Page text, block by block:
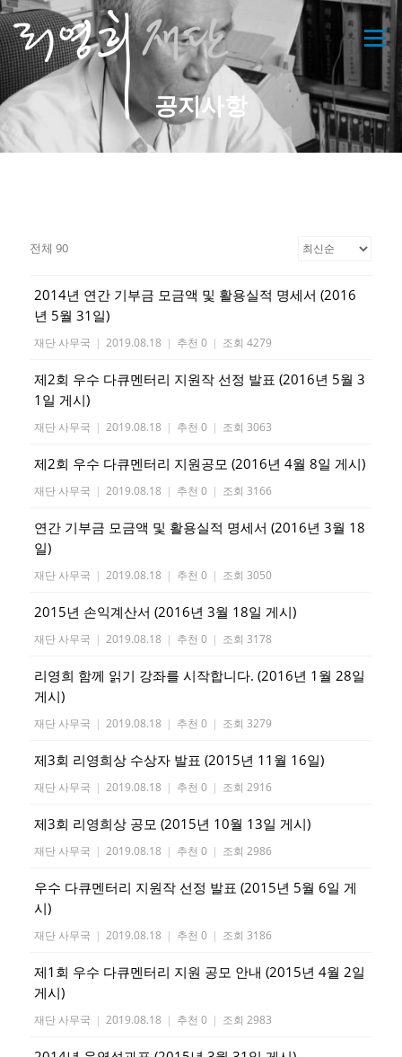
메뉴
공지사항
전체 90
2014년 연간 기부금 모금액 및 활용실적 명세서 (2016
년 5월 31일)
재단 사무국 | 2019.08.18 | 추천 0 | 조회 4279
제2회 우수 다큐멘터리 지원작 선정 발표 (2016년 5월 3
1일 게시)
재단 사무국 | 2019.08.18 | 추천 0 | 조회 3063
제2회 우수 다큐멘터리 지원공모 (2016년 4월 8일 게시)
재단 사무국 | 2019.08.18 | 추천 0 | 조회 3166
연간 기부금 모금액 및 활용실적 명세서 (2016년 3월 18
일)
재단 사무국 | 2019.08.18 | 추천 0 | 조회 3050
2015년 손익계산서 (2016년 3월 18일 게시)
재단 사무국 | 2019.08.18 | 추천 0 | 조회 3178
리영희 함께 읽기 강좌를 시작합니다. (2016년 1월 28일
게시)
재단 사무국 | 2019.08.18 | 추천 0 | 조회 3279
제3회 리영희상 수상자 발표 (2015년 11월 16일)
재단 사무국 | 2019.08.18 | 추천 0 | 조회 2916
제3회 리영희상 공모 (2015년 10월 13일 게시)
재단 사무국 | 2019.08.18 | 추천 0 | 조회 2986
우수 다큐멘터리 지원작 선정 발표 (2015년 5월 6일 게
시)
재단 사무국 | 2019.08.18 | 추천 0 | 조회 3186
제1회 우수 다큐멘터리 지원 공모 안내 (2015년 4월 2일
게시)
재단 사무국 | 2019.08.18 | 추천 0 | 조회 2983